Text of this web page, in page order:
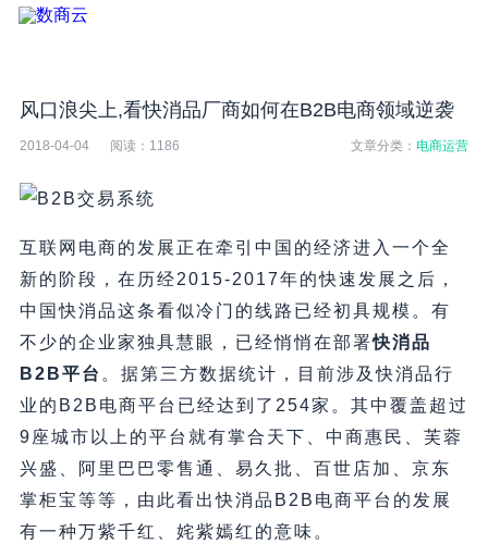
风口浪尖上,看快消品厂商如何在B2B电商领域逆袭
2018-04-04 阅读： 1186 文章分类：电商运营
互联网电商的发展正在牵引中国的经济进入一个全
新的阶段，在历经2015-2017年的快速发展之后，
中国快消品这条看似冷门的线路已经初具规模。有
不少的企业家独具慧眼，已经悄悄在部署快消品
B2B平台 。据第三方数据统计，目前涉及快消品行
业的B2B电商平台已经达到了254家。其中覆盖超过
9座城市以上的平台就有掌合天下、中商惠民、芙蓉
兴盛、阿里巴巴零售通、易久批、百世店加、京东
掌柜宝等等，由此看出快消品B2B电商平台的发展
有一种万紫千红、姹紫嫣红的意味。